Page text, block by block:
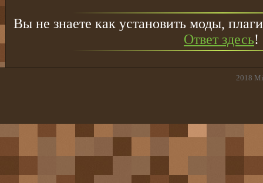
Вы не знаете как установить моды,
Ответ здесь!
2018